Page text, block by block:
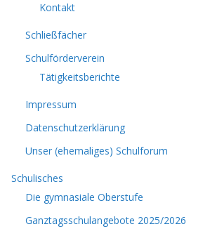
Kontakt
Schließfächer
Schulförderverein
Tätigkeitsberichte
Impressum
Datenschutzerklärung
Unser (ehemaliges) Schulforum
Schulisches
Die gymnasiale Oberstufe
Ganztagsschulangebote 2025/2026